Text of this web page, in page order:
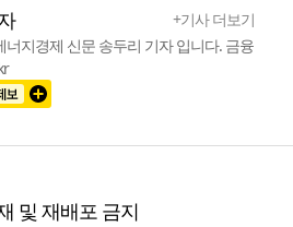
+기사 더보기
너지경제 신문 송두리 기자 입니다. 금융
및 재배포 금지